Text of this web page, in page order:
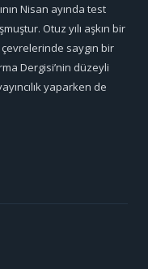
Nisan ayında test
Otuz yılı aşkın bir
saygın bir
Dergisi’nin düzeyli
yaparken de